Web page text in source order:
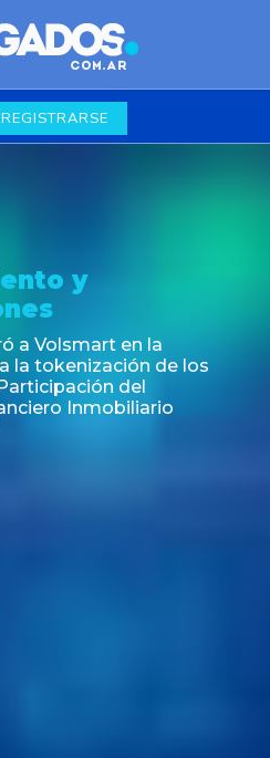
REGISTRARSE
Noticia
Fin de la obligación de
laborales en la Ciudad de